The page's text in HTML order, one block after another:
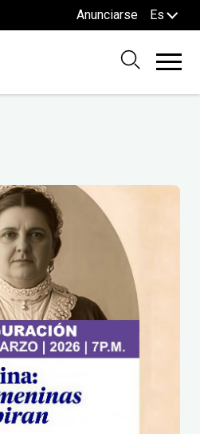
Anunciarse Es